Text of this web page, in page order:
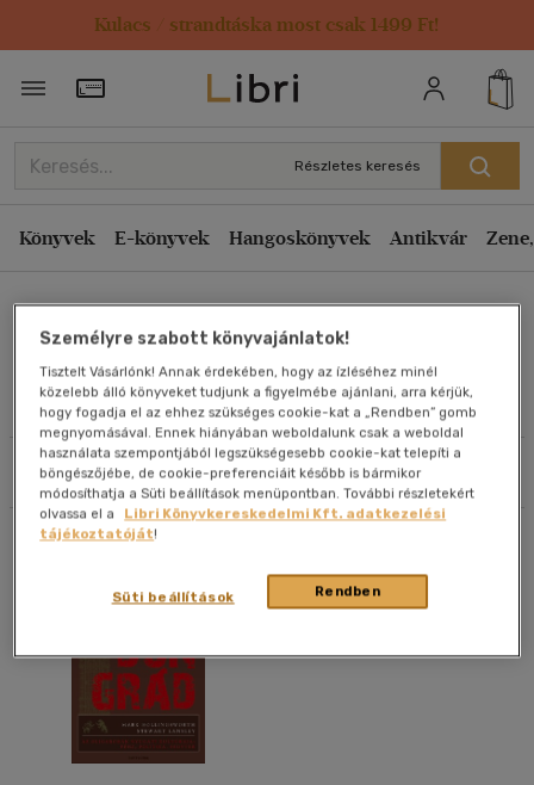
Kulacs / strandtáska most csak 1499 Ft!
Törzsvásárlói Kártya adatai
Részletes keresés
Könyvek E-könyvek Hangoskönyvek Antikvár
Művei
Szűrés Rendezés
Rendezés
Kiadás éve szerint csökkenő
Ár szerint csökkenő
Eladott darabszám szerint csökkenő
Eladott darabszám szerint növekvő
Cím szerint A-Z
Szerző szerint A-Z
Megjelenítés
20 db / oldal
Alkalmaz
Személyre szabott könyvajánlatok!
Tisztelt Vásárlónk! Annak érdekében, hogy az ízléséhez minél
közelebb álló könyveket tudjunk a figyelmébe ajánlani, arra kérjük,
hogy fogadja el az ehhez szükséges cookie-kat a „Rendben” gomb
megnyomásával. Ennek hiányában weboldalunk csak a weboldal
használata szempontjából legszükségesebb cookie-kat telepíti a
böngészőjébe, de cookie-preferenciáit később is bármikor
módosíthatja a Süti beállítások menüpontban. További részletekért
olvassa el a
Libri Könyvkereskedelmi Kft. adatkezelési
tájékoztatóját!
Rendben
Süti beállítások